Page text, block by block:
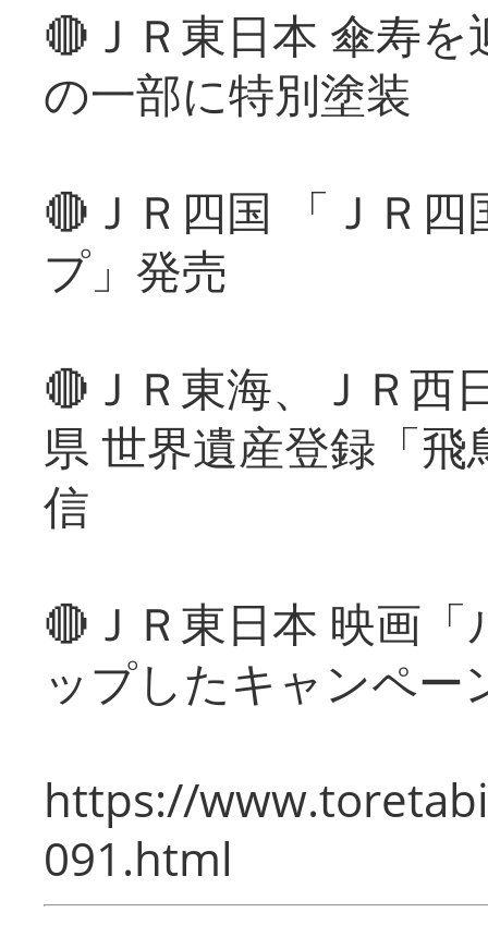
🔴ＪＲ東日本 傘寿
の一部に特別塗装
🔴ＪＲ四国 「ＪＲ
プ」発売
🔴ＪＲ東海、ＪＲ西
県 世界遺産登録「
信
🔴ＪＲ東日本 映画
ップしたキャンペー
https://
091.html